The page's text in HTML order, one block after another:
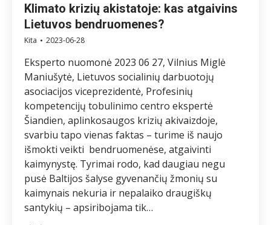
Klimato krizių akistatoje: kas atgaivins
Lietuvos bendruomenes?
Kita 2023-06-28
Eksperto nuomonė 2023 06 27, Vilnius Miglė
Maniušytė, Lietuvos socialinių darbuotojų
asociacijos viceprezidentė, Profesinių
kompetencijų tobulinimo centro ekspertė
Šiandien, aplinkosaugos krizių akivaizdoje,
svarbiu tapo vienas faktas – turime iš naujo
išmokti veikti bendruomenėse, atgaivinti
kaimynystę. Tyrimai rodo, kad daugiau negu
pusė Baltijos šalyse gyvenančių žmonių su
kaimynais nekuria ir nepalaiko draugiškų
santykių – apsiribojama tik…